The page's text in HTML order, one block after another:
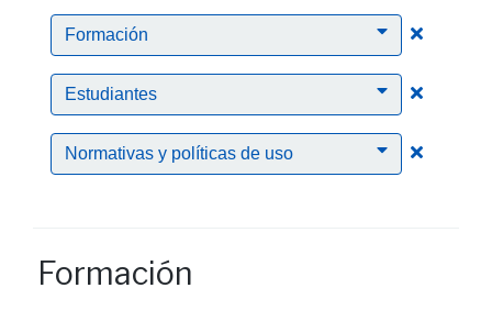
Formación Clic
Estudiantes Clic
Normativas y políticas de uso Clic
Formación